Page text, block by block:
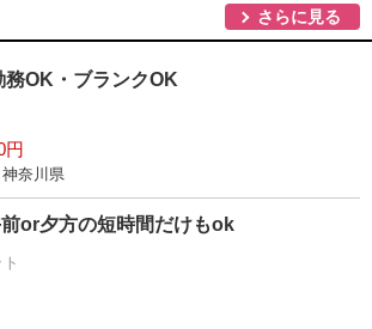
さらに見る
OK・ブランクOK
円
奈川県
or夕方の短時間だけもok